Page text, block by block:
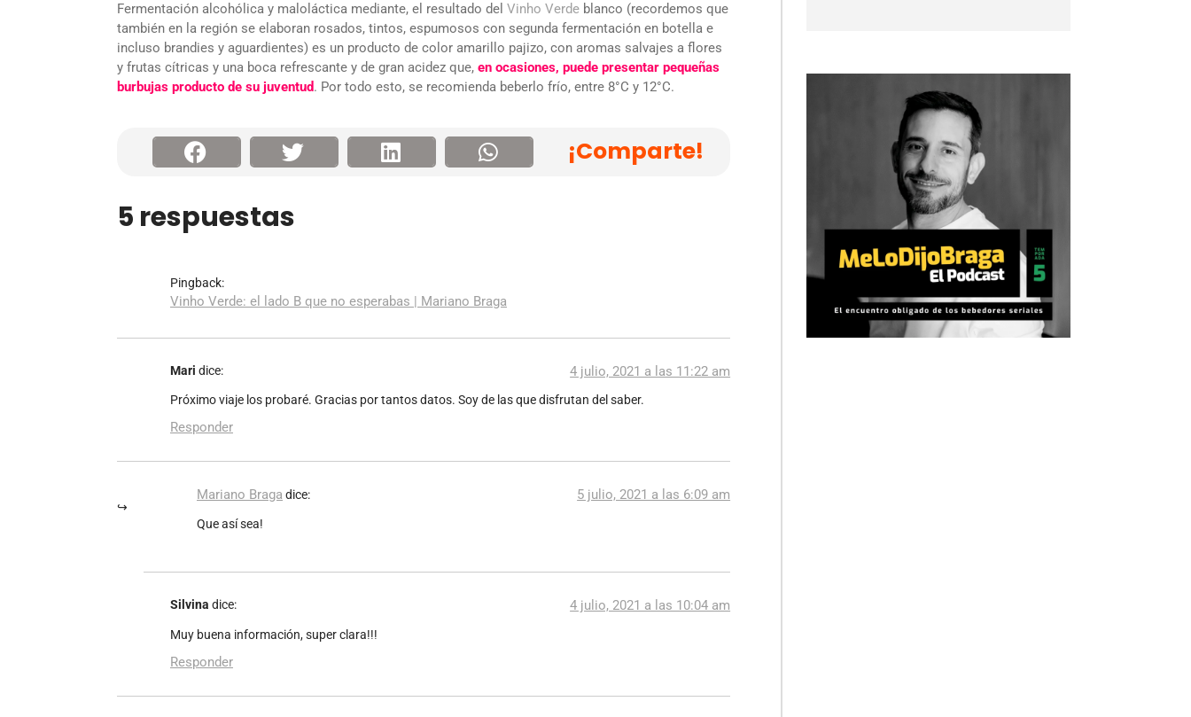
Fermentación alcohólica y maloláctica mediante, el resultado del Vinho Verde blanco (recordemos que
también en la región se elaboran rosados, tintos, espumosos con segunda fermentación en botella e
incluso brandies y aguardientes) es un producto de color amarillo pajizo, con aromas salvajes a flores
y frutas cítricas y una boca refrescante y de gran acidez que, en ocasiones, puede presentar pequeñas
burbujas producto de su juventud. Por todo esto, se recomienda beberlo frío, entre 8°C y 12°C.
¡Comparte!
5 respuestas
Pingback:
Vinho Verde: el lado B que no esperabas | Mariano Braga
Mari dice: 4 julio, 2021 a las 11:22 am
Próximo viaje los probaré. Gracias por tantos datos. Soy de las que disfrutan del saber.
Responder
Mariano Braga dice: 5 julio, 2021 a las 6:09 am
Que así sea!
Silvina dice: 4 julio, 2021 a las 10:04 am
Muy buena información, super clara!!!
Responder